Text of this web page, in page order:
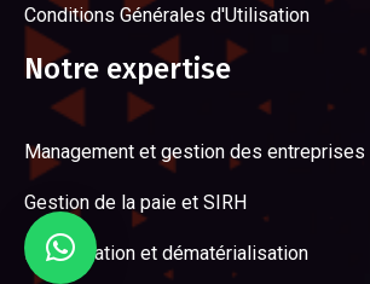
Conditions Générales d'Utilisation
Notre expertise
Management et gestion des entreprises
Gestion de la paie et SIRH
Digitalisation et dématérialisation